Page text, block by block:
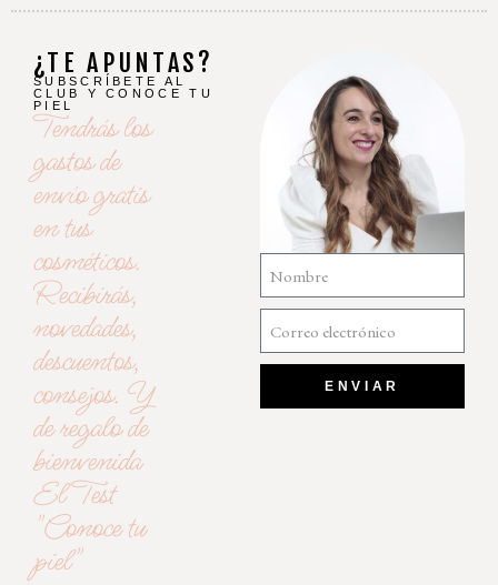
¿TE APUNTAS?
SUBSCRÍBETE AL
CLUB Y CONOCE TU
PIEL
Tendrás los
gastos de
envío gratis
en tus
cosméticos.
Recibirás,
novedades,
descuentos,
consejos. Y
de regalo de
bienvenida
El Test
"Conoce tu
piel"
ENVIAR